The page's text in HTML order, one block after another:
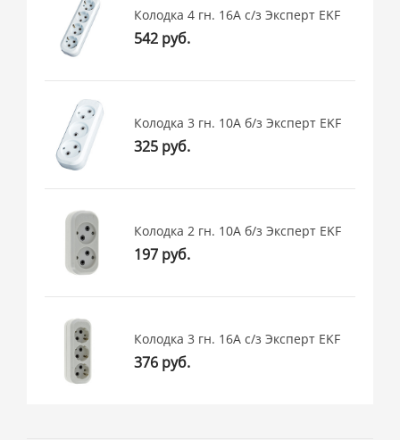
Колодка 4 гн. 16А с/з Эксперт EKF
542 руб.
Колодка 3 гн. 10А б/з Эксперт EKF
325 руб.
Колодка 2 гн. 10А б/з Эксперт EKF
197 руб.
Колодка 3 гн. 16А с/з Эксперт EKF
376 руб.